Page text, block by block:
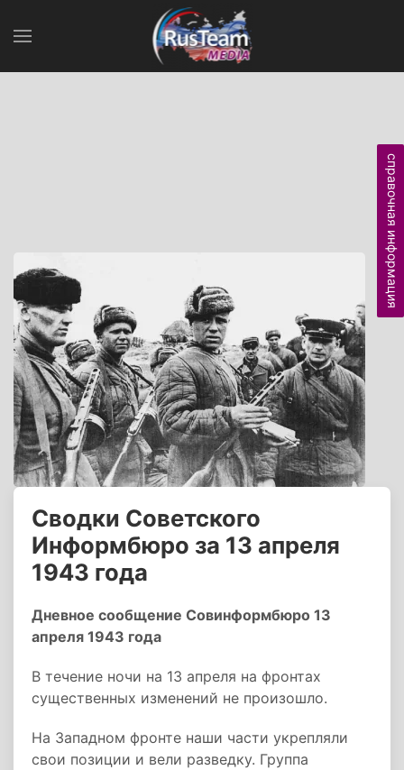
Сводки Советского
Информбюро за 13 апреля
1943 года
Дневное сообщение Совинформбюро 13
апреля 1943 года
В течение ночи на 13 апреля на фронтах
существенных изменений не произошло.
На Западном фронте наши части укрепляли
свои позиции и вели разведку. Группа
справочная информация